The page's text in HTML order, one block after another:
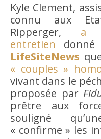
Kyle Clement,
connu aux
Ripperger, a
entretien donné
LifeSiteNews
« couples »
vivant dans le
proposée par
prêtre aux
souligné
« confirme » les